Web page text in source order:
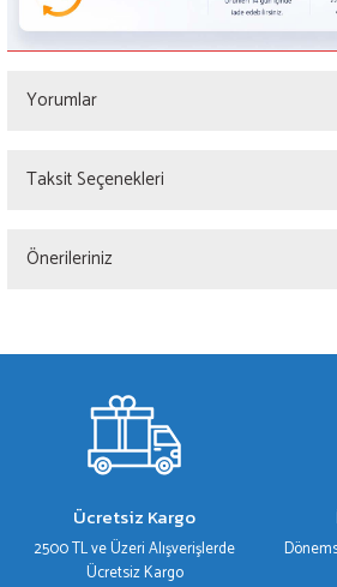
Yorumlar
Taksit Seçenekleri
Önerileriniz
gördüğünüz noktaları öneri formunu kullanarak
Ürün resmi kalitesiz, bozuk veya
Ürün açıklamasında eksik bilgiler bulunuyor.
Ürün fiyatı diğer sitelerden daha pahalı.
Bu ürüne benzer farklı alternatifler olmalı.
Ücretsiz Kargo
2500 TL ve Üzeri Alışverişlerde
Ücretsiz Kargo